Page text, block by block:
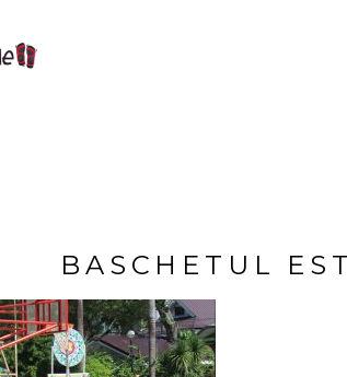
BASCHETUL